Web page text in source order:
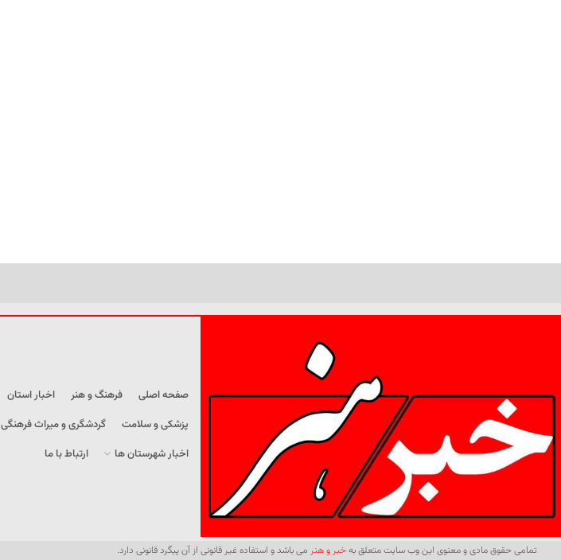
صفحه اصلی فرهنگ و هنر اخبار استان
پزشکی و سلامت
گردشگری و میراث فرهنگی
اخبار شهرستان ها
ارتباط با ما
تمامی حقوق مادی و معنوی این وب سایت متعلق بهخبر و هنر می باشد و استفاده غیر قانونی از آن پیگرد قانونی دارد.